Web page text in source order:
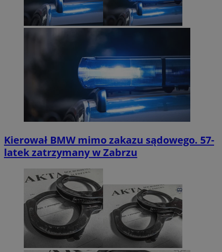
Kierował BMW mimo zakazu sądowego. 57-
latek zatrzymany w Zabrzu